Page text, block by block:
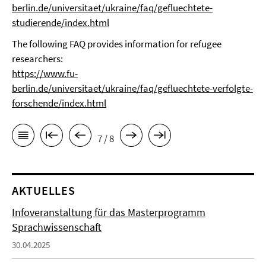
berlin.de/universitaet/ukraine/faq/gefluechtete-
studierende/index.html
The following FAQ provides information for refugee
researchers:
https://www.fu-
berlin.de/universitaet/ukraine/faq/gefluechtete-verfolgte-
forschende/index.html
7 / 8
AKTUELLES
Infoveranstaltung für das Masterprogramm
Sprachwissenschaft
30.04.2025